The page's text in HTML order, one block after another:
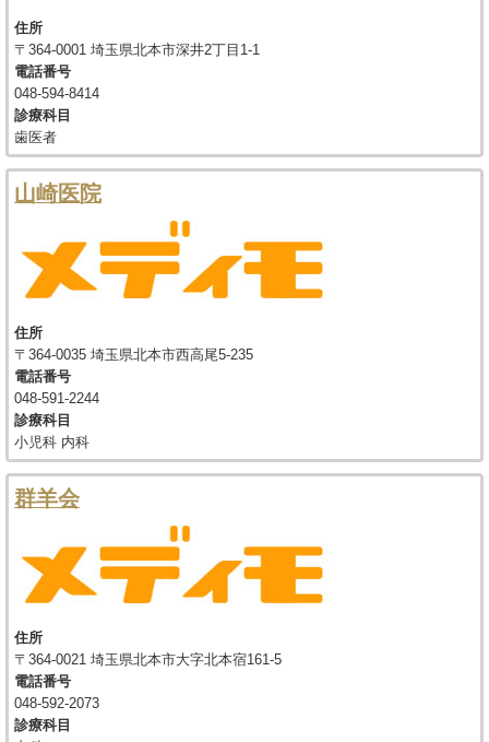
住所
〒364-0001 埼玉県北本市深井2丁目1-1
電話番号
048-594-8414
診療科目
歯医者
山崎医院
住所
〒364-0035 埼玉県北本市西高尾5-235
電話番号
048-591-2244
診療科目
小児科 内科
群羊会
住所
〒364-0021 埼玉県北本市大字北本宿161-5
電話番号
048-592-2073
診療科目